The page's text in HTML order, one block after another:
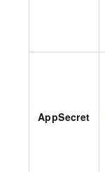
AppSecret